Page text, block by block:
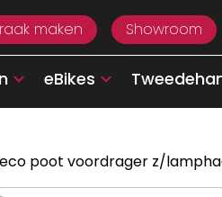
maken
Showroom
eBikes
poot voordrager z/